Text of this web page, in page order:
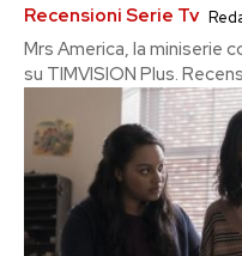
Recensioni Serie Tv
Mrs America, la miniserie
su TIMVISION Plus.